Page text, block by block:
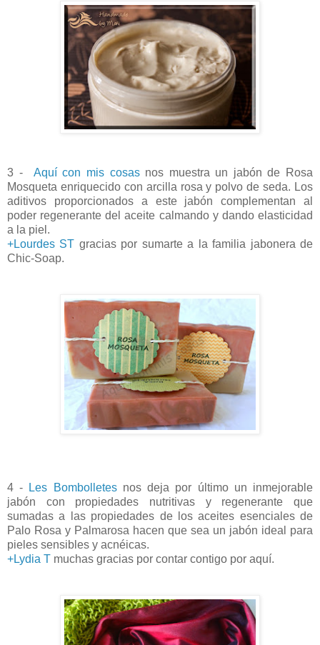
3 - Aquí con mis cosasnos muestra un jabón de Rosa
Mosqueta enriquecido con arcilla rosa y polvo de seda. Los
aditivos proporcionados a este jabón complementan al
poder regenerante del aceite calmando y dando elasticidad
a la piel.
+Lourdes ST gracias por sumarte a la familia jabonera de
Chic-Soap.
4 - Les Bombolletesnos deja por último un inmejorable
jabón con propiedades nutritivas y regenerante que
sumadas a las propiedades de los aceites esenciales de
Palo Rosa y Palmarosa hacen que sea un jabón ideal para
pieles sensibles y acnéicas.
+Lydia T muchas gracias por contar contigo por aquí.